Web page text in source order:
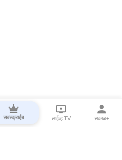
सबस्क्राईब लाईव्ह TV सकाळ+